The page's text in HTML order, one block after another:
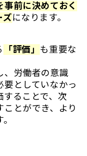
前に決めておく
ズになります。
「評価」 も重要な
、労働者の意識
要としていなかっ
することで、次
ことができ、より